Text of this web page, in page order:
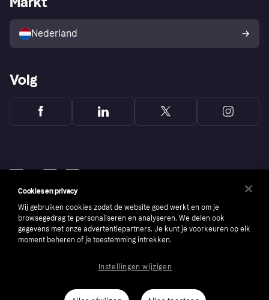
Kopersbescherming voor
consumenten
Nederland
Volg
Copyright © 2005-2026 Klarna Bank AB (publ). Headquarters: Stockholm, Sweden. All
rights reserved. Klarna Bank AB (publ). Sveavägen 46, 111 34 Stockholm. Organization
Cookies en privacy
Wij gebruiken cookies zodat de website goed werkt en om je
browsegedrag te personaliseren en analyseren. We delen ook
gegevens met onze advertentiepartners. Je kunt je voorkeuren op elk
moment beheren of je toestemming intrekken.
Instellingen wijzigen